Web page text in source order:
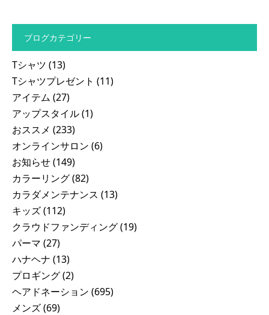
ブログカテゴリー
Tシャツ (13)
Tシャツプレゼント (11)
アイテム (27)
アップスタイル(1)
おススメ (233)
オンラインサロン (6)
お知らせ(149)
カラーリング(82)
カラダメンテナンス (13)
キッズ(112)
クラウドファンディング(19)
パーマ (27)
ハナヘナ (13)
プロギング(2)
ヘアドネーション (695)
メンズ(69)